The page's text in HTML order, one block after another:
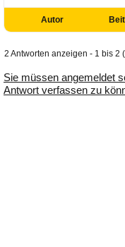
Autor
2 Antworten anzeigen - 1 bis 2
Sie müssen angemeldet
Antwort verfassen zu